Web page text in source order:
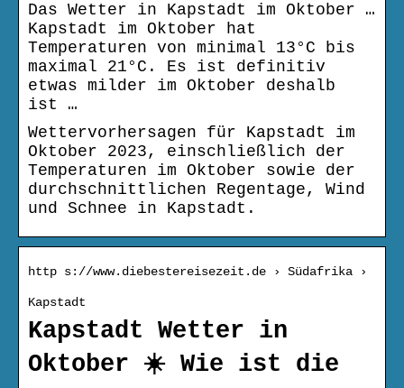
Das Wetter in Kapstadt im Oktober …
Kapstadt im Oktober hat
Temperaturen von minimal 13°C bis
maximal 21°C. Es ist definitiv
etwas milder im Oktober deshalb
ist …
Wettervorhersagen für Kapstadt im
Oktober 2023, einschließlich der
Temperaturen im Oktober sowie der
durchschnittlichen Regentage, Wind
und Schnee in Kapstadt.
http s://www.diebestereisezeit.de › Südafrika ›
Kapstadt
Kapstadt Wetter in
Oktober ☀️ Wie ist die